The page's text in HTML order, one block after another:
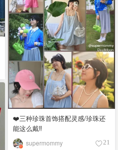
❤️三种珍珠首饰搭配灵感/珍珠还
能这么戴‼️
supermommy 21